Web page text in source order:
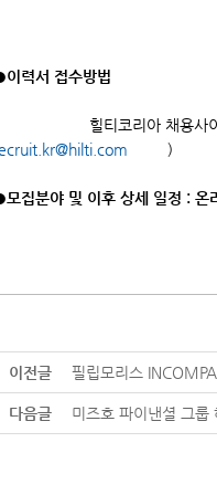
력서 접수방법
티코리아 채용사
)
집분야 및 이후 상세 일정 : 온
이전글 필립모리스
다음글 미즈호 파이낸셜 그룹